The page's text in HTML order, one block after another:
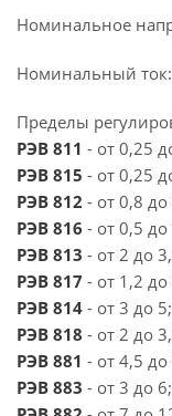
Номинальное
Номинальный ток:
Пределы
РЭВ 811 - от 0,25
РЭВ 815 - от 0,25
РЭВ 812 - от 0,8 до
РЭВ 816 - от 0,5 до
РЭВ 813 - от 2 до
РЭВ 817 - от 1,2 до
РЭВ 814 - от 3 до 5;
РЭВ 818 - от 2 до
РЭВ 881 - от 4,5 до
РЭВ 883 - от 3 до 6;